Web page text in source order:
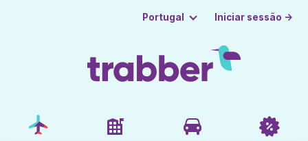
Portugal Iniciar sessão →